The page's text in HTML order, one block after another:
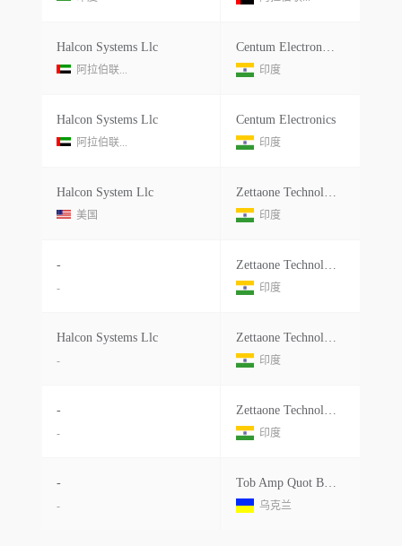
Halcon Systems Llc
阿拉伯联...
Centum Electronics Limited
印度
Halcon Systems Llc
阿拉伯联...
Centum Electronics
印度
Halcon System Llc
美国
Zettaone Technologies India Private Limited
印度
-
-
Zettaone Technologies India Pvt.ltd.
印度
Halcon Systems Llc
-
Zettaone Technologies India Private Limited
印度
-
-
Zettaone Technologies India Pvt.ltd.
印度
-
-
Tob Amp Quot Biakom Amp Quot
乌克兰